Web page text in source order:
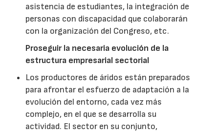
asistencia de estudiantes, la integración de
personas con discapacidad que colaborarán
con la organización del Congreso, etc.
Proseguir la necesaria evolución de la
estructura empresarial sectorial
Los productores de áridos están preparados
para afrontar el esfuerzo de adaptación a la
evolución del entorno, cada vez más
complejo, en el que se desarrolla su
actividad. El sector en su conjunto,